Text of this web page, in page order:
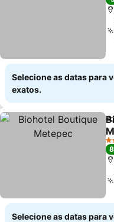
Selecione as datas para
exatos.
3
Selecione as datas para